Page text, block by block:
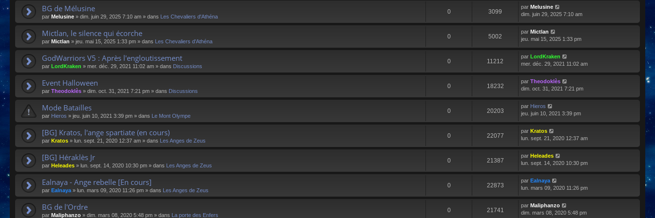
BG de Mélusine
par Melusine » dim. juin 29, 2025 7:10 am » dans Les Chevaliers d'Athéna
0 3099
par Melusine
dim. juin 29, 2025 7:10 am
Mictlan, le silence qui écorche
par Mictlan » jeu. mai 15, 2025 1:33 pm » dans Les Chevaliers d'Athéna
0 5002
par Mictlan
jeu. mai 15, 2025 1:33 pm
GodWarriors V5 : Après l'engloutissement
par LordKraken » mer. déc. 29, 2021 11:02 am » dans Discussions
0 11212
par LordKraken
mer. déc. 29, 2021 11:02 am
Event Halloween
par Theodoklès » dim. oct. 31, 2021 7:21 pm » dans Discussions
0 18232
par Theodoklès
dim. oct. 31, 2021 7:21 pm
Mode Batailles
par Hieros » jeu. juin 10, 2021 3:39 pm » dans Le Mont Olympe
0 20203
par Hieros
jeu. juin 10, 2021 3:39 pm
[BG] Kratos, l'ange spartiate (en cours)
par Kratos » lun. sept. 21, 2020 12:37 am » dans Les Anges de Zeus
0 22077
par Kratos
lun. sept. 21, 2020 12:37 am
[BG] Héraklès Jr
par Heleades » lun. sept. 14, 2020 10:30 pm » dans Les Anges de Zeus
0 21387
par Heleades
lun. sept. 14, 2020 10:30 pm
Ealnaya - Ange rebelle [En cours]
par Ealnaya» lun. mars 09, 2020 11:26 pm » dans Les Anges de Zeus
0 22873
par Ealnaya
lun. mars 09, 2020 11:26 pm
BG de l'Ordre
par Maliphanzo » dim. mars 08, 2020 5:48 pm » dans La porte des Enfers
0 21741
par Maliphanzo
dim. mars 08, 2020 5:48 pm